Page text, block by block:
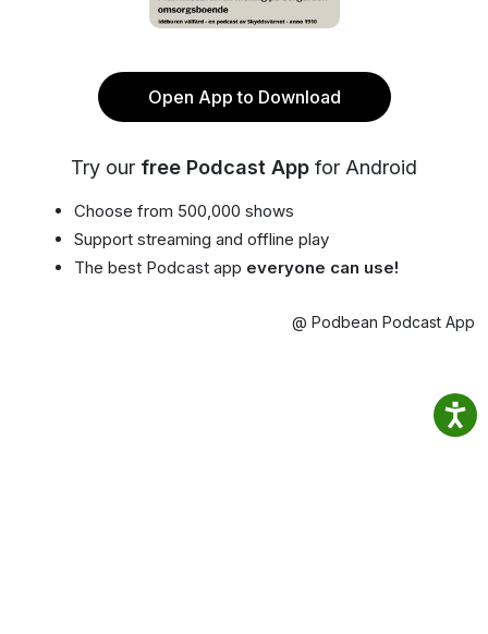
Open App to Download
Try our free Podcast App for Android
Choose from 500,000 shows
Support streaming and offline play
The best Podcast app everyone can use!
@ Podbean Podcast App